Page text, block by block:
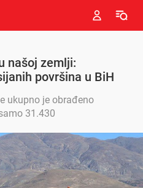
našoj zemlji:
površina u BiH
ukupno je obrađeno
31.430